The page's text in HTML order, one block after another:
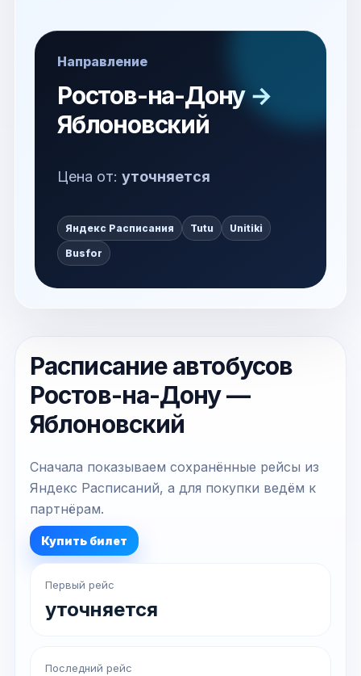
Направление
Ростов-на-Дону →
Яблоновский
Цена от: уточняется
Яндекс Расписания Tutu Unitiki
Busfor
Расписание автобусов
Ростов-на-Дону —
Яблоновский
Сначала показываем сохранённые рейсы из
Яндекс Расписаний, а для покупки ведём к
партнёрам.
Купить билет
Первый рейс
уточняется
Последний рейс